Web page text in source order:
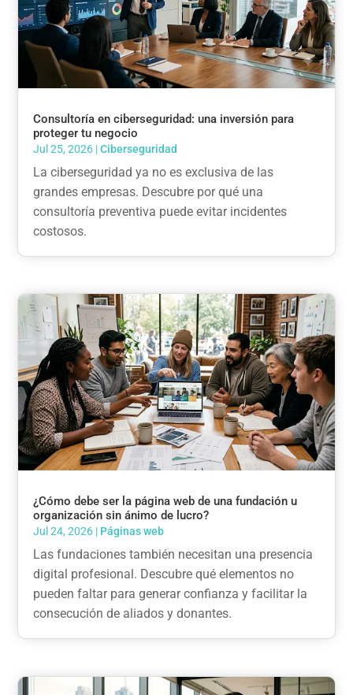
Consultoría en ciberseguridad: una inversión para
proteger tu negocio
Jul 25, 2026 |Ciberseguridad
La ciberseguridad ya no es exclusiva de las
grandes empresas. Descubre por qué una
consultoría preventiva puede evitar incidentes
costosos.
¿Cómo debe ser la página web de una fundación u
organización sin ánimo de lucro?
Jul 24, 2026 | Páginas web
Las fundaciones también necesitan una presencia
digital profesional. Descubre qué elementos no
pueden faltar para generar confianza y facilitar la
consecución de aliados y donantes.